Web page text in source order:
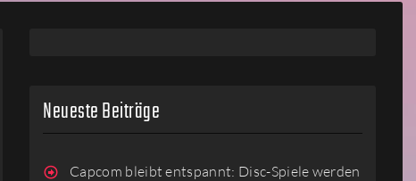
Neueste Beiträge
Capcom bleibt entspannt: Disc-Spiele werden